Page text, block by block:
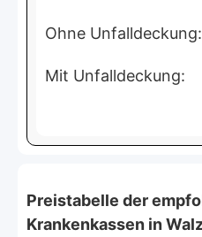
Ohne Unfalldeckung:
Mit Unfalldeckung:
Preistabelle der
Krankenkassen in